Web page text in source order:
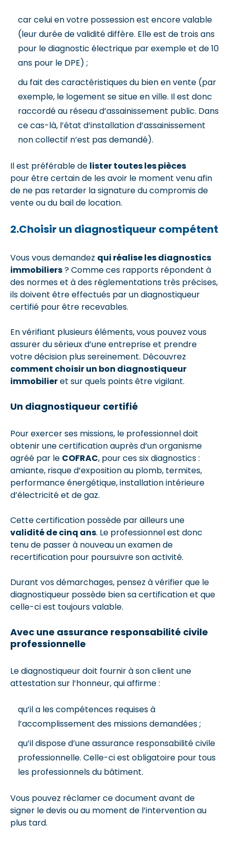
car celui en votre possession est encore valable
(leur durée de validité diffère. Elle est de trois ans
pour le diagnostic électrique par exemple et de 10
ans pour le DPE) ;
du fait des caractéristiques du bien en vente (par
exemple, le logement se situe en ville. Il est donc
raccordé au réseau d’assainissement public. Dans
ce cas-là, l’état d’installation d’assainissement
non collectif n’est pas demandé).
Il est préférable de lister toutes les pièces
pour être certain de les avoir le moment venu afin
de ne pas retarder la signature du compromis de
vente ou du bail de location.
2.Choisir un diagnostiqueur compétent
Vous vous demandez qui réalise les diagnostics
immobiliers? Comme ces rapports répondent à
des normes et à des réglementations très précises,
ils doivent être effectués par un diagnostiqueur
certifié pour être recevables.
En vérifiant plusieurs éléments, vous pouvez vous
assurer du sérieux d’une entreprise et prendre
votre décision plus sereinement. Découvrez
comment choisir un bon diagnostiqueur
immobilieret sur quels points être vigilant.
Un diagnostiqueur certifié
Pour exercer ses missions, le professionnel doit
obtenir une certification auprès d’un organisme
agréé par le COFRAC, pour ces six diagnostics :
amiante, risque d’exposition au plomb, termites,
performance énergétique, installation intérieure
d’électricité et de gaz.
Cette certification possède par ailleurs une
validité de cinq ans. Le professionnel est donc
tenu de passer à nouveau un examen de
recertification pour poursuivre son activité.
Durant vos démarchages, pensez à vérifier que le
diagnostiqueur possède bien sa certification et que
celle-ci est toujours valable.
Avec une assurance responsabilité civile
professionnelle
Le diagnostiqueur doit fournir à son client une
attestation sur l’honneur, qui affirme :
qu’il a les compétences requises à
l’accomplissement des missions demandées ;
qu’il dispose d’une assurance responsabilité civile
professionnelle. Celle-ci est obligatoire pour tous
les professionnels du bâtiment.
Vous pouvez réclamer ce document avant de
signer le devis ou au moment de l’intervention au
plus tard.